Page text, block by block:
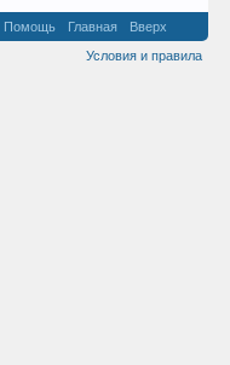
Помощь Главная
Вверх
Условия и правила